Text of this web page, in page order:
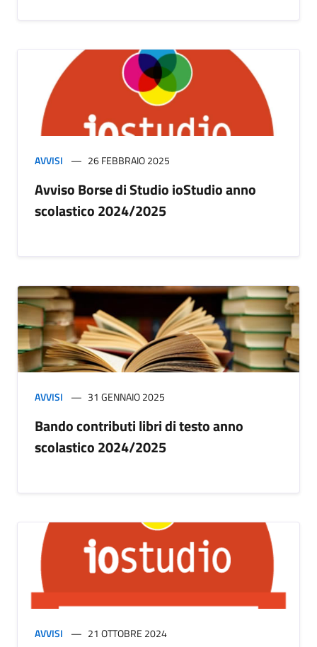
AVVISI 26 FEBBRAIO 2025
Avviso Borse di Studio ioStudio anno
scolastico 2024/2025
AVVISI 31 GENNAIO 2025
Bando contributi libri di testo anno
scolastico 2024/2025
AVVISI 21 OTTOBRE 2024